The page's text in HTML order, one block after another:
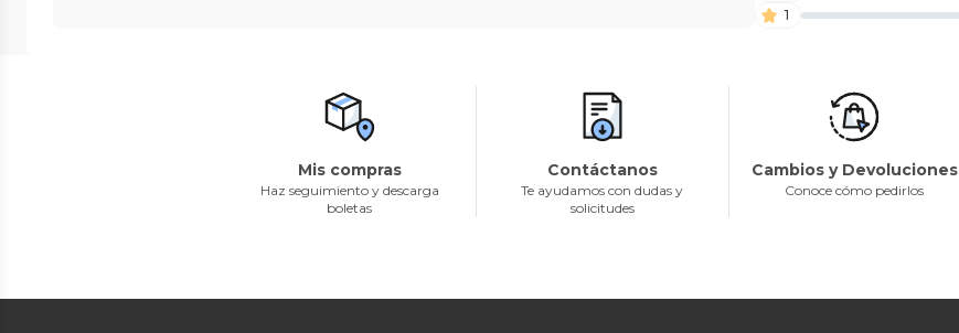
1
Mis compras
Haz seguimiento y descarga
boletas
Contáctanos
Te ayudamos con dudas y
solicitudes
Cambios y Devoluciones
Conoce cómo pedirlos